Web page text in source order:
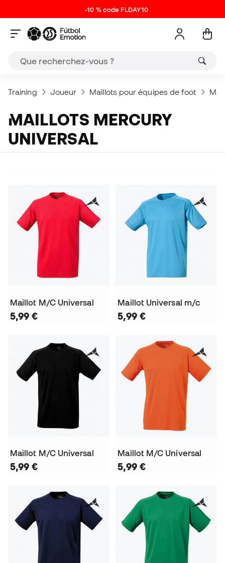
-10 % code FLDAY10
Training Joueur Maillots pour équipes de foot
MAILLOTS MERCURY
UNIVERSAL
Maillot M/C Universal
5,99 €
Maillot Universal m/c
5,99 €
Maillot M/C Universal
5,99 €
Maillot M/C Universal
5,99 €